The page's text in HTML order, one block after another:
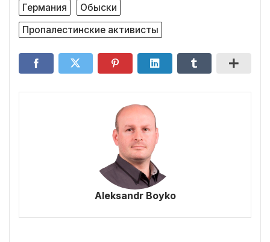
Германия
Обыски
Пропалестинские активисты
Aleksandr Boyko